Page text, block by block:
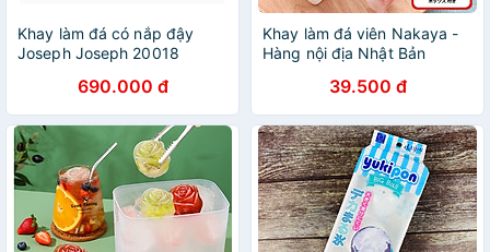
Khay làm đá có nắp đậy
Joseph Joseph 20018
690.000 đ
Khay làm đá viên Nakaya -
Hàng nội địa Nhật Bản
39.500 đ